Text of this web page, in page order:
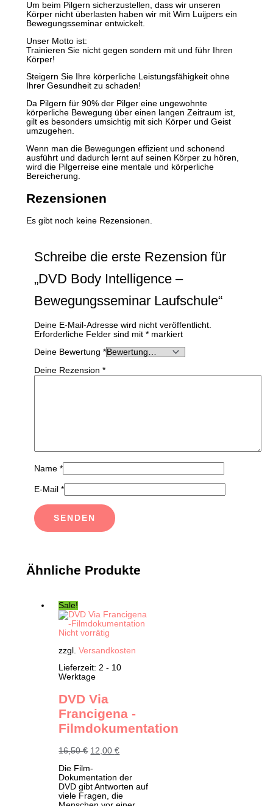
Um beim Pilgern sicherzustellen, dass wir unseren
Körper nicht überlasten haben wir mit Wim Luijpers ein
Bewegungsseminar entwickelt.
Unser Motto ist:
Trainieren Sie nicht gegen sondern mit und führ Ihren
Körper!
Steigern Sie Ihre körperliche Leistungsfähigkeit ohne
Ihrer Gesundheit zu schaden!
Da Pilgern für 90% der Pilger eine ungewohnte
körperliche Bewegung über einen langen Zeitraum ist,
gilt es besonders umsichtig mit sich Körper und Geist
umzugehen.
Wenn man die Bewegungen effizient und schonend
ausführt und dadurch lernt auf seinen Körper zu hören,
wird die Pilgerreise eine mentale und körperliche
Bereicherung.
Rezensionen
Es gibt noch keine Rezensionen.
Schreibe die erste Rezension für
„DVD Body Intelligence –
Bewegungsseminar Laufschule“
Deine E-Mail-Adresse wird nicht veröffentlicht.
Erforderliche Felder sind mit* markiert
Deine Bewertung*
Deine Rezension*
Name*
E-Mail*
Ähnliche Produkte
Sale!
Nicht vorrätig
zzgl.Versandkosten
Lieferzeit:2 - 10
Werktage
DVD Via
Francigena -
Filmdokumentation
16,50€ Ursprünglicher
war:
16,50 €
12,00€Aktueller
12,00 €.
Die Film-
Dokumentation der
DVD gibt Antworten auf
viele Fragen, die